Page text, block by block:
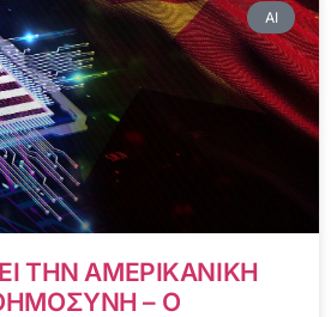
AI
ΤΗΝ ΑΜΕΡΙΚΑΝΙΚΗ
– Ο